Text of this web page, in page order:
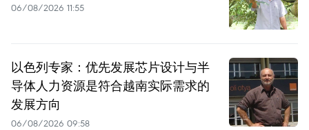
06/08/2026 11:55
以色列专家：优先发展芯片设计与半
导体人力资源是符合越南实际需求的
发展方向
06/08/2026 09:58